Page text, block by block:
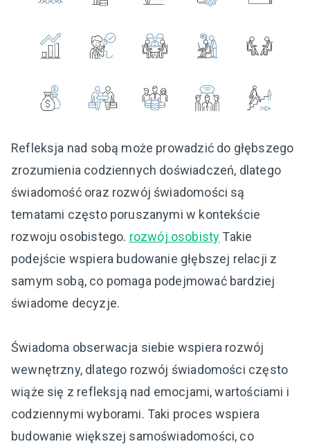
Refleksja nad sobą może prowadzić do głębszego
zrozumienia codziennych doświadczeń, dlatego
świadomość oraz rozwój świadomości są
tematami często poruszanymi w kontekście
rozwoju osobistego. rozwój osobisty Takie
podejście wspiera budowanie głębszej relacji z
samym sobą, co pomaga podejmować bardziej
świadome decyzje.
Świadoma obserwacja siebie wspiera rozwój
wewnętrzny, dlatego rozwój świadomości często
wiąże się z refleksją nad emocjami, wartościami i
codziennymi wyborami. Taki proces wspiera
budowanie większej samoświadomości, co